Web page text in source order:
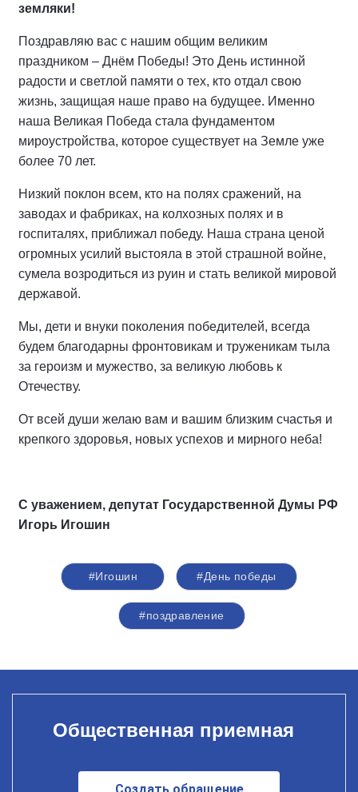
земляки!
Поздравляю вас с нашим общим великим
праздником – Днём Победы! Это День истинной
радости и светлой памяти о тех, кто отдал свою
жизнь, защищая наше право на будущее. Именно
наша Великая Победа стала фундаментом
мироустройства, которое существует на Земле уже
более 70 лет.
Низкий поклон всем, кто на полях сражений, на
заводах и фабриках, на колхозных полях и в
госпиталях, приближал победу. Наша страна ценой
огромных усилий выстояла в этой страшной войне,
сумела возродиться из руин и стать великой мировой
державой.
Мы, дети и внуки поколения победителей, всегда
будем благодарны фронтовикам и труженикам тыла
за героизм и мужество, за великую любовь к
Отечеству.
От всей души желаю вам и вашим близким счастья и
крепкого здоровья, новых успехов и мирного неба!
С уважением, депутат Государственной Думы РФ
Игорь Игошин
#Игошин #День победы
#поздравление
Общественная приемная
Создать обращение